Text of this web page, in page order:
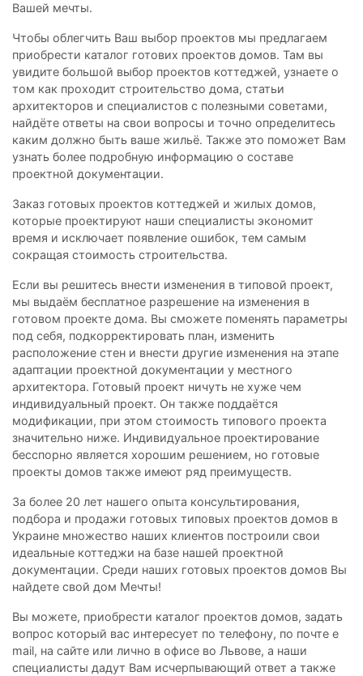
Вашей мечты.
Чтобы облегчить Ваш выбор проектов мы предлагаем
приобрести каталог готових проектов домов. Там вы
увидите большой выбор проектов коттеджей, узнаете о
том как проходит строительство дома, статьи
архитекторов и специалистов с полезными советами,
найдёте ответы на свои вопросы и точно определитесь
каким должно быть ваше жильё. Также это поможет Вам
узнать более подробную информацию о составе
проектной документации.
Заказ готовых проектов коттеджей и жилых домов,
которые проектируют наши специалисты экономит
время и исключает появление ошибок, тем самым
сокращая стоимость строительства.
Если вы решитесь внести изменения в типовой проект,
мы выдаём бесплатное разрешение на изменения в
готовом проекте дома. Вы сможете поменять параметры
под себя, подкорректировать план, изменить
расположение стен и внести другие изменения на этапе
адаптации проектной документации у местного
архитектора. Готовый проект ничуть не хуже чем
индивидуальный проект. Он также поддаётся
модификации, при этом стоимость типового проекта
значительно ниже. Индивидуальное проектирование
бесспорно является хорошим решением, но готовые
проекты домов также имеют ряд преимуществ.
За более 20 лет нашего опыта консультирования,
подбора и продажи готовых типовых проектов домов в
Украине множество наших клиентов построили свои
идеальные коттеджи на базе нашей проектной
документации. Среди наших готовых проектов домов Вы
найдете свой дом Мечты!
Вы можете, приобрести каталог проектов домов, задать
вопрос который вас интересует по телефону, по почте e
mail, на сайте или лично в офисе во Львове, а наши
специалисты дадут Вам исчерпывающий ответ а также